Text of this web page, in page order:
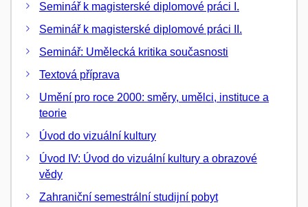
Seminář k magisterské diplomové práci I.
Seminář k magisterské diplomové práci II.
Seminář: Umělecká kritika současnosti
Textová příprava
Umění pro roce 2000: směry, umělci, instituce a
teorie
Úvod do vizuální kultury
Úvod IV: Úvod do vizuální kultury a obrazové
vědy
Zahraniční semestrální studijní pobyt